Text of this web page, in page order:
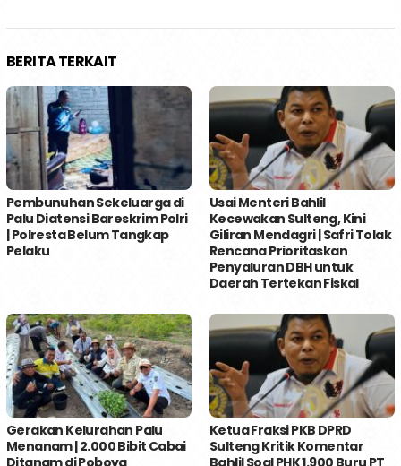
BERITA TERKAIT
Pembunuhan Sekeluarga di
Palu Diatensi Bareskrim Polri
| Polresta Belum Tangkap
Pelaku
Usai Menteri Bahlil
Kecewakan Sulteng, Kini
Giliran Mendagri | Safri Tolak
Rencana Prioritaskan
Penyaluran DBH untuk
Daerah Tertekan Fiskal
Gerakan Kelurahan Palu
Menanam | 2.000 Bibit Cabai
Ketua Fraksi PKB DPRD
Sulteng Kritik Komentar